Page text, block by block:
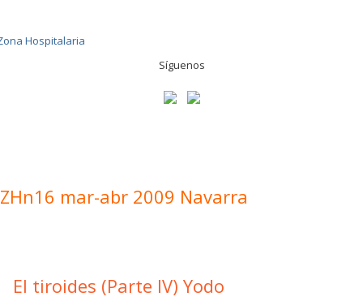
Síguenos
ZHn16 mar-abr 2009 Navarra
El tiroides (Parte IV) Yodo